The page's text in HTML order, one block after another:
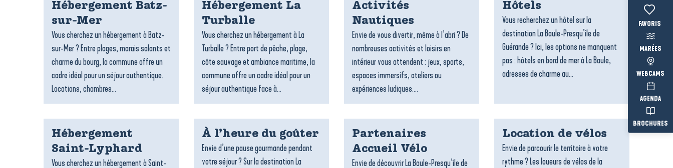
Voir les
MARÉES
WEBCAMS
AGENDA
BROCHURES
Hébergement Batz-
sur-Mer
Vous cherchez un hébergement à Batz-
sur-Mer ? Entre plages, marais salants et
charme du bourg, la commune offre un
cadre idéal pour un séjour authentique.
Locations, chambres...
Hébergement La
Turballe
Vous cherchez un hébergement à La
Turballe ? Entre port de pêche, plage,
côte sauvage et ambiance maritime, la
commune offre un cadre idéal pour un
séjour authentique face à...
Activités
Nautiques
Envie de vous divertir, même à l’abri ? De
nombreuses activités et loisirs en
intérieur vous attendent : jeux, sports,
espaces immersifs, ateliers ou
expériences ludiques....
Hôtels
Vous recherchez un hôtel sur la
destination La Baule-Presqu’île de
Guérande ? Ici, les options ne manquent
pas : hôtels en bord de mer à La Baule,
adresses de charme au...
Hébergement
Saint-Lyphard
Vous cherchez un hébergement à Saint-
À l’heure du goûter
Envie d’une pause gourmande pendant
votre séjour ? Sur la destination La
Partenaires
Accueil Vélo
Envie de découvrir La Baule-Presqu’île de
Location de vélos
Envie de parcourir le territoire à votre
rythme ? Les loueurs de vélos de la